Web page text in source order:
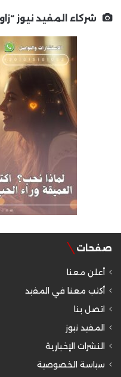
شركاء المفيد نيوز
صفحات
أعلن معنا
أكتب معنا في المفيد
اتصل بنا
المفيد نيوز
النشرات الإخبارية
سياسة الخصوصية